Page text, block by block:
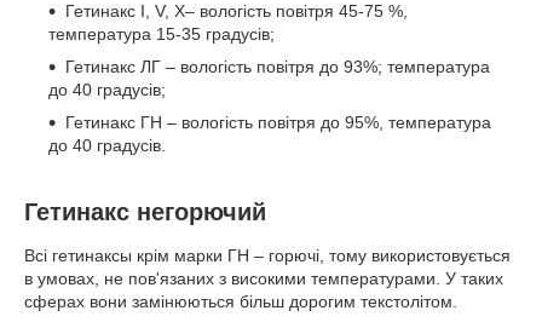
Гетинакс I, V, Х– вологість повітря 45-75 %,
температура 15-35 градусів;
Гетинакс ЛГ – вологість повітря до 93%; температура
до 40 градусів;
Гетинакс ГН – вологість повітря до 95%, температура
до 40 градусів.
Гетинакс негорючий
Всі гетинаксы крім марки ГН – горючі, тому використовується
в умовах, не пов'язаних з високими температурами. У таких
сферах вони замінюються більш дорогим текстолітом.